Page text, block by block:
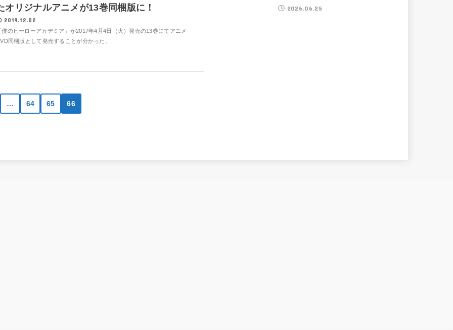
オリジナルアニメが13巻同梱版に！
2019.12.02
僕のヒーローアカデミア」が2017年4月4日（火）発売の13巻にてアニメ
同梱版として発売することが分かった。
… 64 65 66
2026.06.25